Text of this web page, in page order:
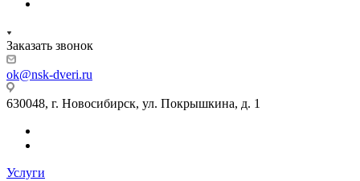
Заказать звонок
ok@nsk-dveri.ru
630048, г. Новосибирск, ул. Покрышкина, д. 1
Услуги